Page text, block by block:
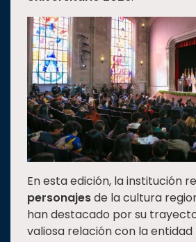
Oferta
educativa
Estudiantes
Rectoría
Investigación
Internacionalización
Responsabilidad
social
Vinculación
Historia
Universiada
En esta edición, la institución
personajesde la cultura
han destacado por su
valiosa relación con la entidad